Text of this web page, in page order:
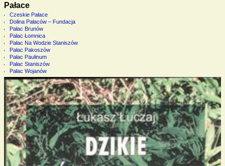
Pałace
Czeskie Pałace
Dolina Pałaców – Fundacja
Pałac Brunów
Pałac Łomnica
Pałac Na Wodzie Staniszów
Pałac Pakoszów
Pałac Paulinum
Pałac Staniszów
Pałac Wojanów